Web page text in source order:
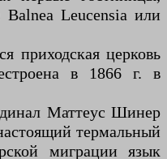
Leucensia или
приходская церковь
в 1866 г. в
Маттеус Шинер
термальный
миграции язык